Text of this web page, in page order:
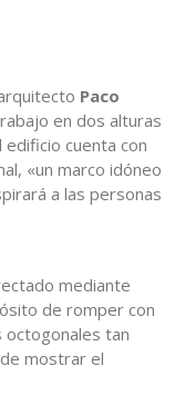
Paco
en dos alturas
cuenta con
«un marco idóneo
a las personas
mediante
de romper con
octogonales tan
mostrar el